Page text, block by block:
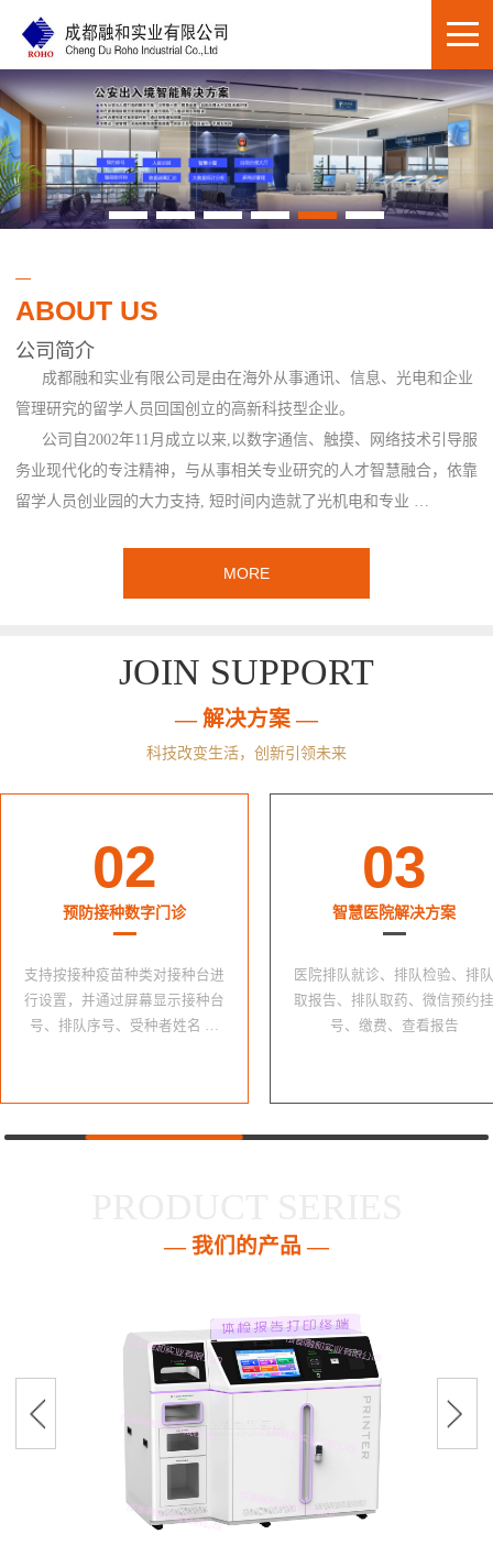
ABOUT US
公司简介
成都融和实业有限公司是由在海外从事通讯、信息、光电和企业
管理研究的留学人员回国创立的高新科技型企业。
公司自2002年11月成立以来,以数字通信、触摸、网络技术引导服
务业现代化的专注精神，与从事相关专业研究的人才智慧融合，依靠
留学人员创业园的大力支持, 短时间内造就了光机电和专业 …
MORE
JOIN SUPPORT
— 解决方案 —
科技改变生活，创新引领未来
02
预防接种数字门诊
支持按接种疫苗种类对接种台进
行设置，并通过屏幕显示接种台
号、排队序号、受种者姓名 …
03
智慧医院解决方案
医院排队就诊、排队检验、排队
取报告、排队取药、微信预约挂
号、缴费、查看报告
— 我们的产品 —